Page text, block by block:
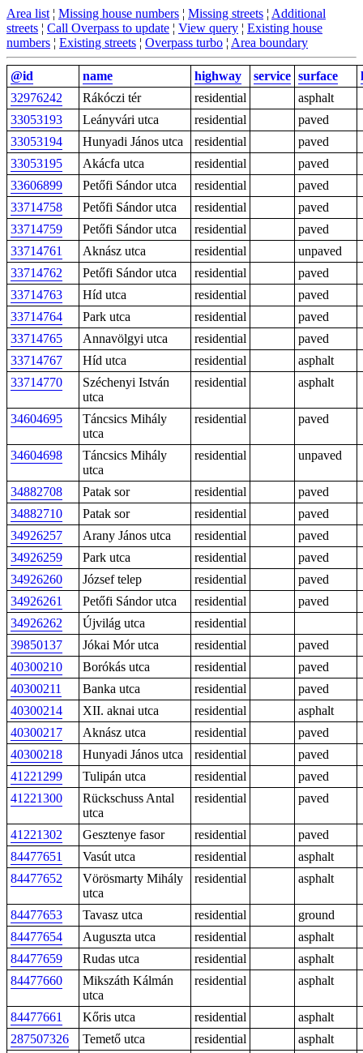
Area list ¦ Missing house numbers ¦ Missing streets ¦ Additional
streets ¦ Call Overpass to update ¦ View query ¦ Existing house
numbers ¦ Existing streets ¦ Overpass turbo ¦ Area boundary
@id name highway service surface
32976242
Rákóczi tér residential
asphalt
33053193
Leányvári utca residential
paved
33053194
Hunyadi János utca residential
paved
33053195
Akácfa utca residential
paved
33606899
Petőfi Sándor utca residential
paved
33714758
Petőfi Sándor utca residential
paved
33714759
Petőfi Sándor utca residential
paved
33714761
Aknász utca residential
unpaved
33714762
Petőfi Sándor utca residential
paved
33714763
Híd utca residential
paved
33714764
Park utca residential
paved
33714765
Annavölgyi utca residential
paved
33714767
Híd utca residential
asphalt
33714770
Széchenyi István
utca
residential asphalt
34604695
Táncsics Mihály
utca
residential paved
34604698
Táncsics Mihály
utca
residential unpaved
34882708 Patak sor residential
paved
34882710
Patak sor residential
paved
34926257
Arany János utca residential
paved
34926259
Park utca residential
paved
34926260
József telep residential
paved
34926261
Petőfi Sándor utca residential
paved
34926262
Újvilág utca
residential
39850137
Jókai Mór utca residential
paved
40300210
Borókás utca residential
paved
40300211
Banka utca residential
paved
40300214
XII. aknai utca residential
asphalt
40300217
Aknász utca residential
paved
40300218
Hunyadi János utca residential
paved
41221299
Tulipán utca residential
paved
41221300
Rückschuss Antal
utca
residential paved
41221302 Gesztenye fasor residential
paved
84477651
Vasút utca residential
asphalt
84477652
Vörösmarty Mihály
utca
residential asphalt
84477653 Tavasz utca residential
ground
84477654
Auguszta utca residential
asphalt
84477659
Rudas utca residential
asphalt
84477660
Mikszáth Kálmán
utca
residential asphalt
84477661 Kőris utca residential
asphalt
287507326
Temető utca residential
asphalt